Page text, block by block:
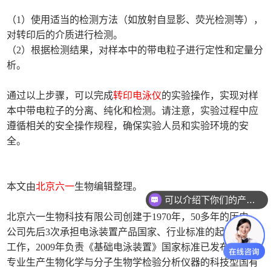
（1）使用适当的检测方法（如放射自显影、荧光检测等），
对转印后的介质进行检测。
（2）根据检测结果，对样本中的带电粒子进行定性和定量分
析。
通过以上步骤，可以完成转印电泳仪的实验操作，实现对样
本中带电粒子的分离、纯化和检测。请注意，实验过程中应
遵循相关的安全操作规程，确保实验人员和实验环境的安
全。
本文由北京六一生物编辑整理。
北京六一生物科技有限公司创建于1970年，50多年的历史，
公司先后3次承担电泳装置产品国家、行业标准的起草、修订
工作，2009年负责《基础电泳装置》国家标准已发布实施。
专业生产生物化学与分子生物学检验分析仪器的科技型国有
可以介绍下你们的产品么